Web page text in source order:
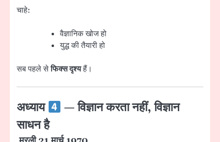
चाहे:
वैज्ञानिक खोज हो
युद्ध की तैयारी हो
सब पहले सेफिक्स दृश्यहैं।
अध्याय
— विज्ञान करता नहीं, विज्ञान
साधन है